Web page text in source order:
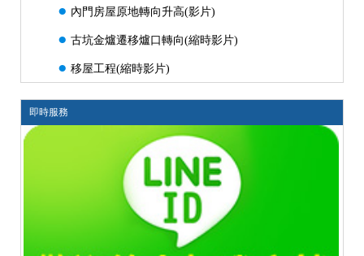
● 內門房屋原地轉向升高(影片)
● 古坑金爐遷移爐口轉向(縮時影片)
● 移屋工程(縮時影片)
即時服務